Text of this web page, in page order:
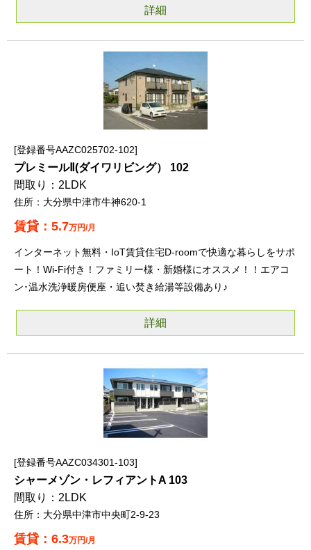
詳細
登録番号AAZC025702-102
プレミールⅡ(ダイワリビング） 102
2LDK
大分県中津市牛神620-1
5.7万円/月
インターネット無料・IoT賃貸住宅D-roomで快適な暮らしをサポ
ート！Wi-Fi付き！ファミリー様・新婚様にオススメ！！エアコ
ン･温水洗浄暖房便座・追い焚き給湯等設備あり♪
詳細
登録番号AAZC034301-103
シャーメゾン・レフィアントA 103
2LDK
大分県中津市中央町2-9-23
6.3万円/月